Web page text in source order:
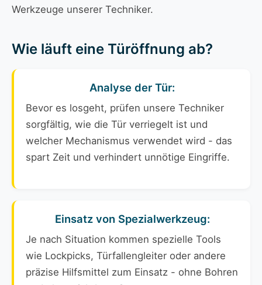
Werkzeuge unserer Techniker.
Wie läuft eine Türöffnung ab?
Analyse der Tür:
Bevor es losgeht, prüfen unsere Techniker
sorgfältig, wie die Tür verriegelt ist und
welcher Mechanismus verwendet wird - das
spart Zeit und verhindert unnötige Eingriffe.
Einsatz von Spezialwerkzeug:
Je nach Situation kommen spezielle Tools
wie Lockpicks, Türfallengleiter oder andere
präzise Hilfsmittel zum Einsatz - ohne Bohren